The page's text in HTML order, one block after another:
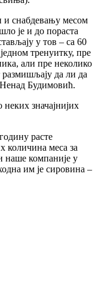
и снабдевању месом
је и до пораста
у тов – са 60
тренуитку, пре
али пре неколико
размишљају да ли да
Будимовић.
значајнијих
расте
количина меса за
наше компаније у
им је сировина –